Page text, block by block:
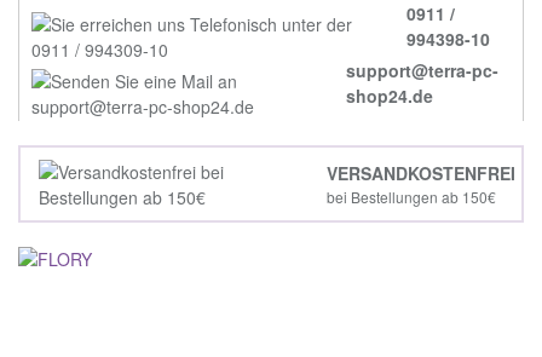
0911 /
994398-10
support@terra-pc-
shop24.de
VERSANDKOSTENFREI
bei Bestellungen ab 150€